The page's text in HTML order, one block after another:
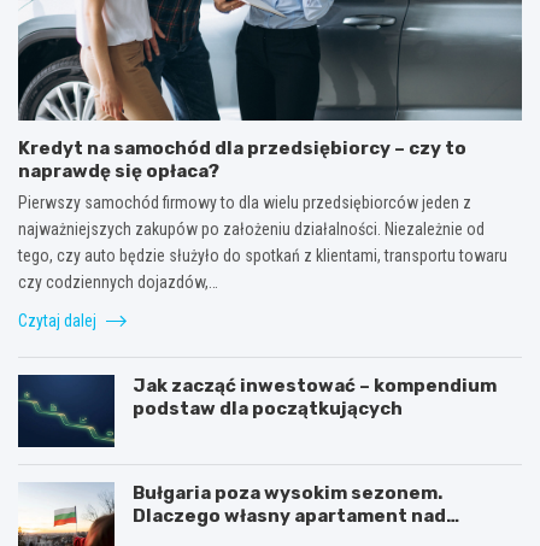
Kredyt na samochód dla przedsiębiorcy – czy to
naprawdę się opłaca?
Pierwszy samochód firmowy to dla wielu przedsiębiorców jeden z
najważniejszych zakupów po założeniu działalności. Niezależnie od
tego, czy auto będzie służyło do spotkań z klientami, transportu towaru
czy codziennych dojazdów,…
Czytaj dalej
Jak zacząć inwestować – kompendium
podstaw dla początkujących
Bułgaria poza wysokim sezonem.
Dlaczego własny apartament nad